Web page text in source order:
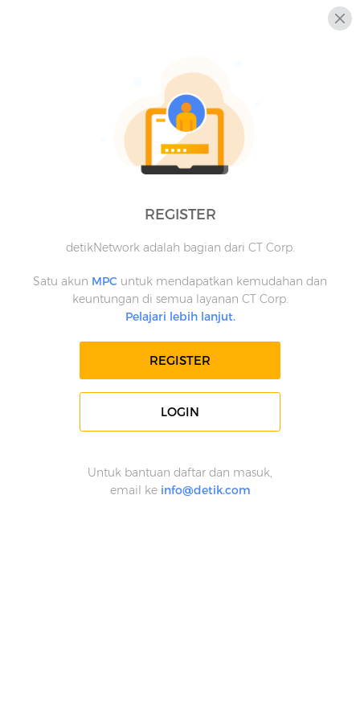
REGISTER
detikNetwork adalah bagian dari CT Corp.
Satu akun MPC untuk mendapatkan kemudahan dan
keuntungan di semua layanan CT Corp.
Pelajari lebih lanjut.
REGISTER
LOGIN
Untuk bantuan daftar dan masuk,
email ke info@detik.com